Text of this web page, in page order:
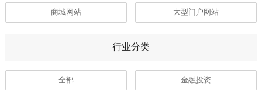
商城网站 大型门户网站
行业分类
全部 金融投资